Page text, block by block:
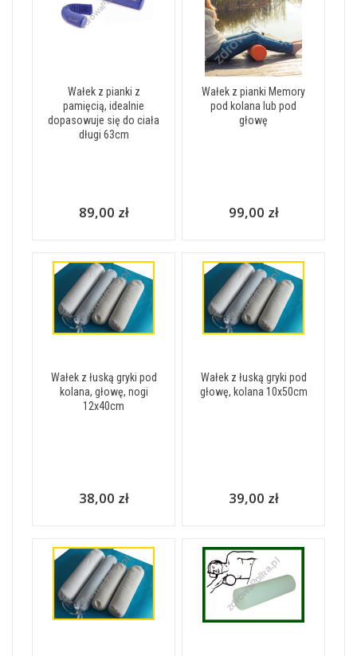
Wałek z pianki z
pamięcią, idealnie
dopasowuje się do ciała
długi 63cm
89,00 zł
Wałek z pianki Memory
pod kolana lub pod
głowę
99,00 zł
Wałek z łuską gryki pod
kolana, głowę, nogi
12x40cm
38,00 zł
Wałek z łuską gryki pod
głowę, kolana 10x50cm
39,00 zł